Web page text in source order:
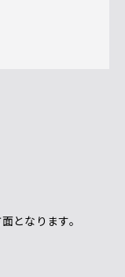
となります。